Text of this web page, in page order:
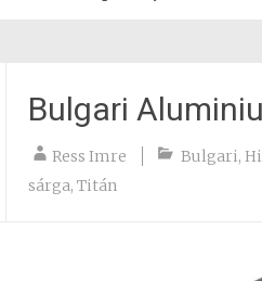
Bulgari
Ress Imre Bulgari,
sárga, Titán